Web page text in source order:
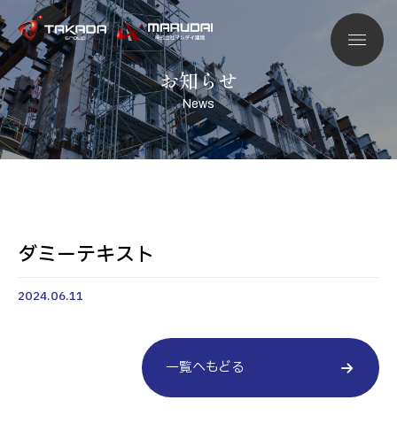
お知らせ
News
ダミーテキスト
2024.06.11
一覧へもどる